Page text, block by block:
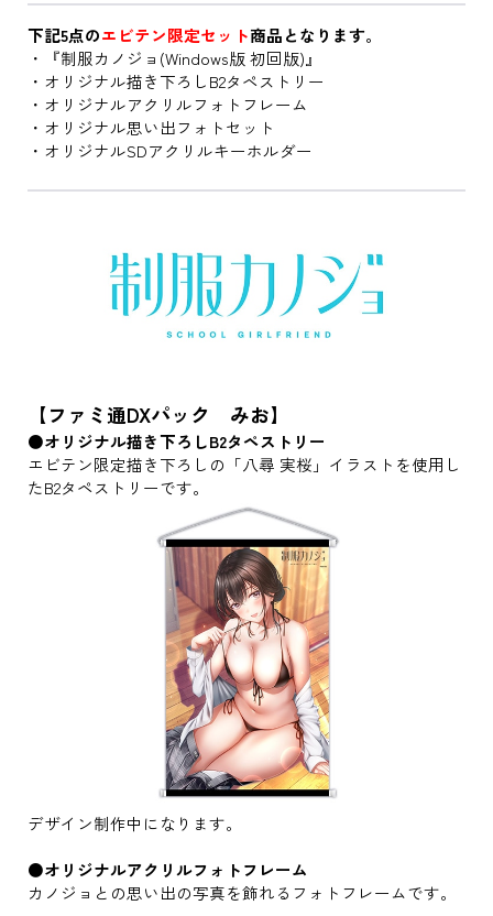
下記5点のエビテン限定セット商品となります。
・『制服カノジョ(Windows版 初回版)』
・オリジナル描き下ろしB2タペストリー
・オリジナルアクリルフォトフレーム
・オリジナル思い出フォトセット
・オリジナルSDアクリルキーホルダー
【ファミ通DXパック みお】
●オリジナル描き下ろしB2タペストリー
エビテン限定描き下ろしの「八尋 実桜」イラストを使用し
たB2タペストリーです。
デザイン制作中になります。
●オリジナルアクリルフォトフレーム
カノジョとの思い出の写真を飾れるフォトフレームです。